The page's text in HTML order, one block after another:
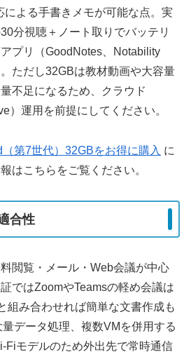
による手書きメモが可能な点。実
分視聴＋ノート取りでバッテリ
プリ（GoodNotes、Notability
ただし32GBは教材動画や大容量
不足になるため、クラウド
）運用を前提にしてください。
第7世代）32GBをお得に購入 に
はこちらをご覧ください。
合性
閲覧・メール・Web会議が中心
ではZoomやTeamsの軽め会議は
組み合わせれば簡単な文書作成も
データ処理、複数VMを併用する
モデルのため外出先で常時通信